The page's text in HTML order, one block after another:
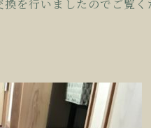
を行いましたのでご覧く